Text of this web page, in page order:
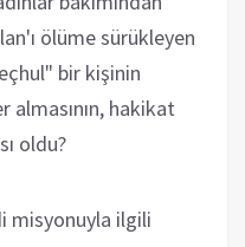
ölüme sürükleyen
bir kişinin
almasının, hakikat
oldu?
misyonuyla ilgili